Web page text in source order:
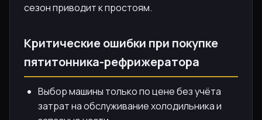
сезон приводит к простоям.
Критические ошибки при покупке
пятитонника-рефрижератора
Выбор машины только по цене без учёта
затрат на обслуживание холодильника и